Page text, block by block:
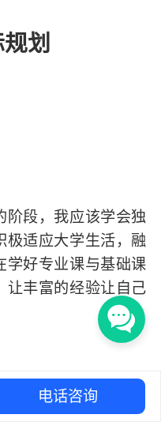
划
阶段，我应该学会独
极适应大学生活，融
学好专业课与基础课
让丰富的经验让自己
电话咨询